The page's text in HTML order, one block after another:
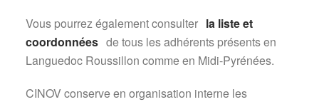
Vous pourrez également consulter la liste et
coordonnées de tous les adhérents présents en
Languedoc Roussillon comme en Midi-Pyrénées.
CINOV conserve en organisation interne les